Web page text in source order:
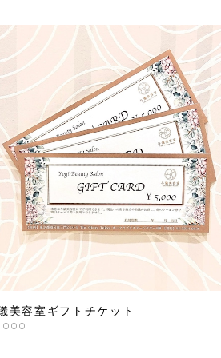
美容室ギフトチケット